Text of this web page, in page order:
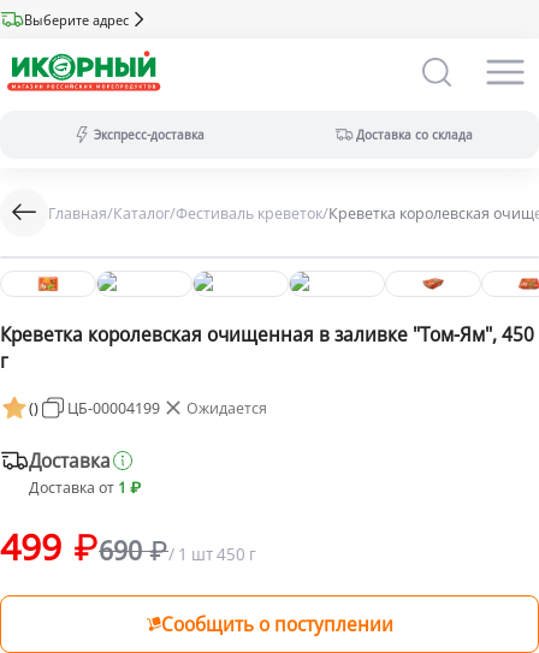
Выберите адрес
Экспресс-доставка Доставка со склада
Экспресс-доставка:за 2 часа из магазина (ассортимент
Оплата только на сайте.
Доставка со склада:в течение дня
(максимальный ассортимент).
Доступны все виды оплат.
Главная/Каталог/Фестиваль креветок/Креветка королевская
-28%
Креветка королевская очищенная в заливке "Том-Ям", 450
г
() ЦБ-00004199 Ожидается
Доставка
от 1 ₽ до 1999 ₽
199 ₽
от 2000 ₽
Бесплатно
Доставка от 1 ₽
499 690 / 1 шт450 г
Сообщить о поступлении